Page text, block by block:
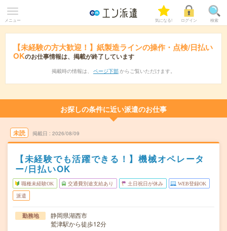
メニュー 気になる! ログイン 検索
【未経験の方大歓迎！】紙製造ラインの操作・点検/日払い
OKのお仕事情報は、掲載が終了しています
掲載時の情報は、 ページ下部 からご覧いただけます。
お探しの条件に近い派遣のお仕事
未読 掲載日 2026/08/09
【未経験でも活躍できる！】機械オペレータ
ー/日払いOK
職種未経験OK 交通費別途支給あり 土日祝日が休み WEB登録OK
派遣
勤務地
静岡県湖西市
鷲津駅から徒歩12分